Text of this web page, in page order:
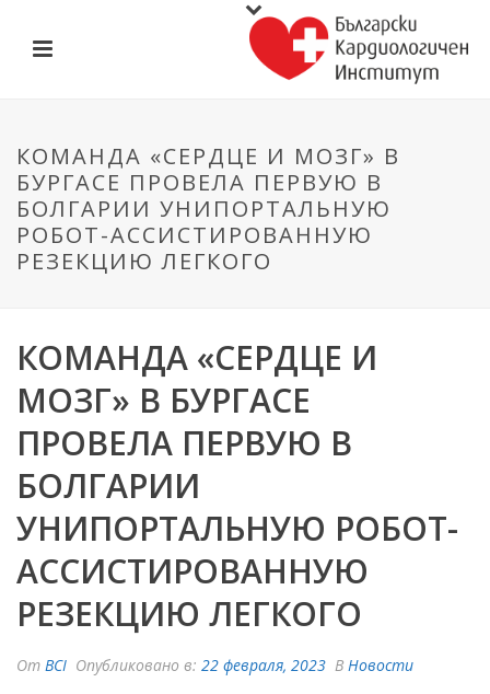
КОМАНДА «СЕРДЦЕ И МОЗГ» В
БУРГАСЕ ПРОВЕЛА ПЕРВУЮ В
БОЛГАРИИ УНИПОРТАЛЬНУЮ
РОБОТ-АССИСТИРОВАННУЮ
РЕЗЕКЦИЮ ЛЕГКОГО
КОМАНДА «СЕРДЦЕ И
МОЗГ» В БУРГАСЕ
ПРОВЕЛА ПЕРВУЮ В
БОЛГАРИИ
УНИПОРТАЛЬНУЮ РОБОТ-
АССИСТИРОВАННУЮ
РЕЗЕКЦИЮ ЛЕГКОГО
От BCI Опубликовано в: 22 февраля, 2023 В Новости